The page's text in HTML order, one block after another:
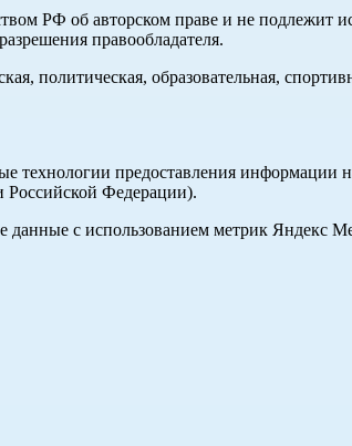
РФ об авторском праве и не
правообладателя.
образовательная,
предоставления информации
Российской Федерации).
данные с использованием метрик Яндекс